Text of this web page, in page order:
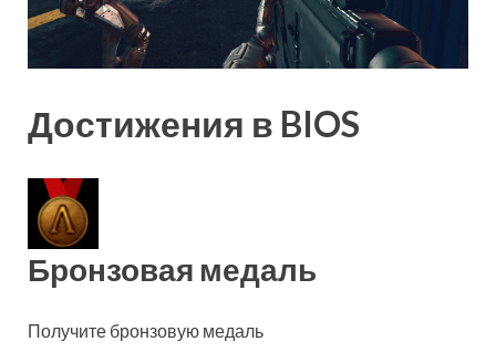
Достижения в BIOS
Бронзовая медаль
Получите бронзовую медаль